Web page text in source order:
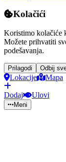
Kolačići
Koristimo kolačiće
Možete prihvatiti
podešavanja.
Prilagodi Odbij
Lokacije Mapa
Dodaj Ulovi
Meni